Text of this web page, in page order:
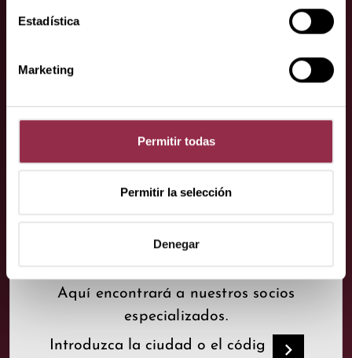
Estadística
Marketing
Permitir todas
Permitir la selección
Denegar
Aquí encontrará a nuestros socios
especializados.